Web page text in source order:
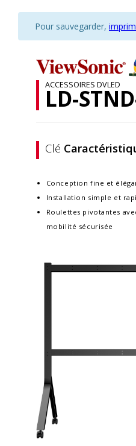
Pour sauvegarder,
ACCESSOIRES DVLED
LD-
Clé
Conception fine et
Installation simple et
Roulettes pivotantes
mobilité sécurisée​​